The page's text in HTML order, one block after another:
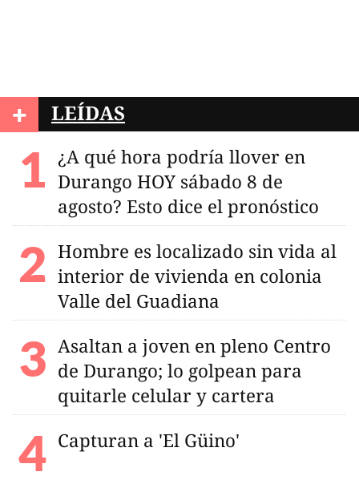
+ LEÍDAS
¿A qué hora podría llover en
Durango HOY sábado 8 de
agosto? Esto dice el pronóstico
Hombre es localizado sin vida al
interior de vivienda en colonia
Valle del Guadiana
Asaltan a joven en pleno Centro
de Durango; lo golpean para
quitarle celular y cartera
Capturan a 'El Güino'